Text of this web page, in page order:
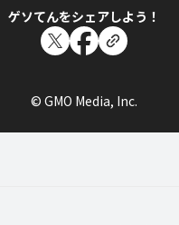
タルキット
ゲソてんをシェアしよう！
© GMO Media, Inc.